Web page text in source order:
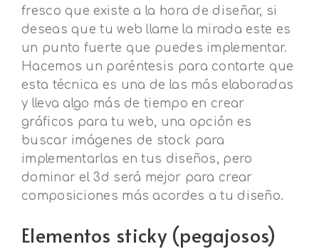
fresco que existe a la hora de diseñar, si
deseas que tu web llame la mirada este es
un punto fuerte que puedes implementar.
Hacemos un paréntesis para contarte que
esta técnica es una de las más elaboradas
y lleva algo más de tiempo en crear
gráficos para tu web, una opción es
buscar imágenes de stock para
implementarlas en tus diseños, pero
dominar el 3d será mejor para crear
composiciones más acordes a tu diseño.
Elementos sticky (pegajosos)